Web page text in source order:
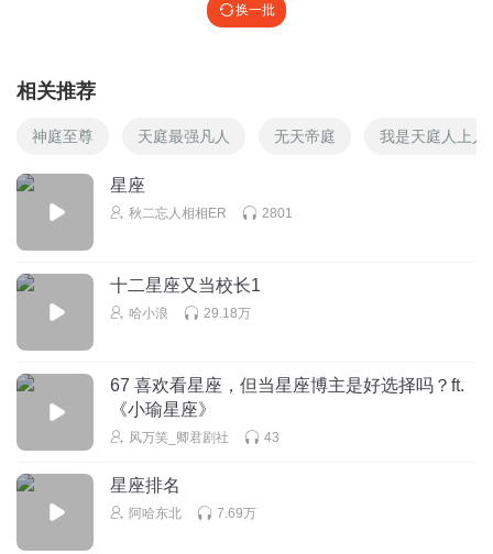
换一批
相关推荐
神庭至尊 天庭最强凡人 无天帝庭 我是天庭人上人
星座
秋二忘人相相ER 2801
十二星座又当校长1
哈小浪 29.18万
67 喜欢看星座，但当星座博主是好选择吗？ft.
《小瑜星座》
风万笑_卿君剧社 43
星座排名
阿哈东北 7.69万